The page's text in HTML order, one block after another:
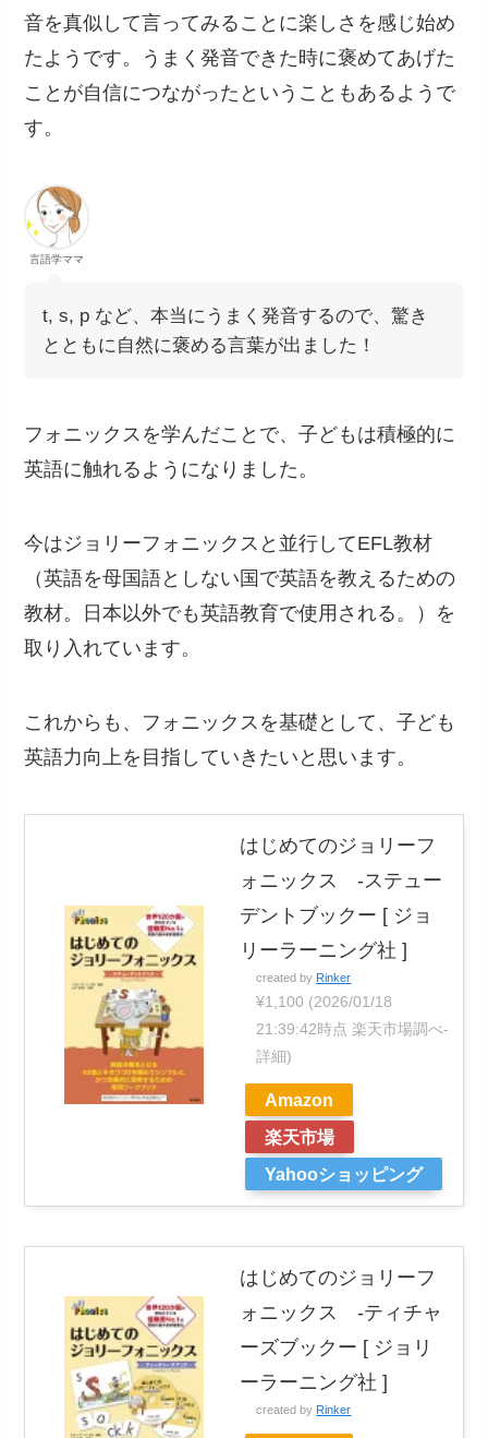
音を真似して言ってみることに楽しさを感じ始め
たようです。うまく発音できた時に褒めてあげた
ことが自信につながったということもあるようで
す。
言語学ママ
t, s, p など、本当にうまく発音するので、驚き
とともに自然に褒める言葉が出ました！
フォニックスを学んだことで、子どもは積極的に
英語に触れるようになりました。
今はジョリーフォニックスと並行してEFL教材
（英語を母国語としない国で英語を教えるための
教材。日本以外でも英語教育で使用される。）を
取り入れています。
これからも、フォニックスを基礎として、子ども
英語力向上を目指していきたいと思います。
はじめてのジョリーフ
ォニックス -ステュー
デントブックー [ ジョ
リーラーニング社 ]
created by Rinker
¥1,100 (2026/01/18
21:39:42時点 楽天市場調べ-
詳細)
Amazon
楽天市場
Yahooショッピング
はじめてのジョリーフ
ォニックス -ティチャ
ーズブックー [ ジョリ
ーラーニング社 ]
created by Rinker